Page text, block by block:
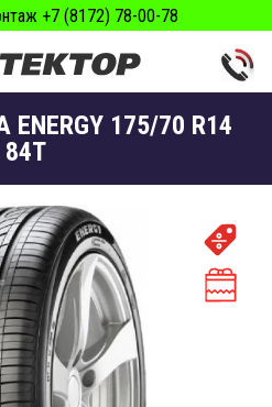
+7 (8172) 78-00-78
ENERGY 175/70 R14
84T